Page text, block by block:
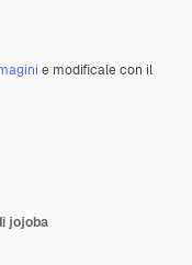
e modificale con il
jojoba